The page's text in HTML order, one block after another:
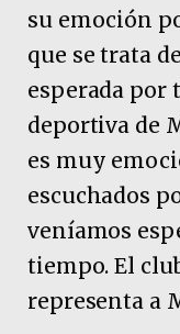
su emoción
que se trata
esperada por
deportiva de
es muy
escuchados
veníamos
tiempo. El
representa a